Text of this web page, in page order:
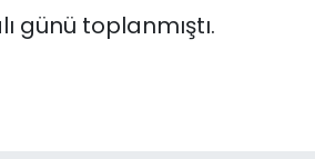
günü toplanmıştı.